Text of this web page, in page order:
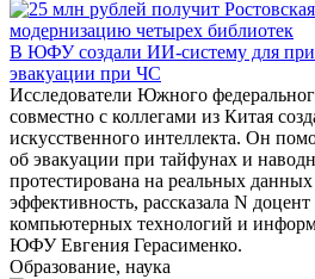
В ЮФУ создали ИИ-систему для
эвакуации при ЧС
Исследователи Южного
совместно с коллегами из Китая
искусственного интеллекта. Он
об эвакуации при тайфунах и
протестирована на реальных
эффективность, рассказала N
компьютерных технологий и
ЮФУ Евгения Герасименко.
Образование, наука